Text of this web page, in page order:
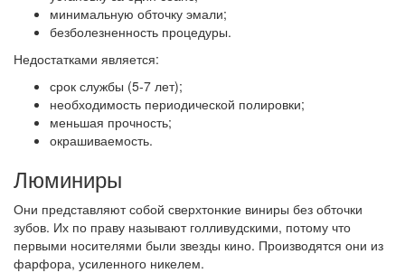
минимальную обточку эмали;
безболезненность процедуры.
Недостатками является:
срок службы (5-7 лет);
необходимость периодической полировки;
меньшая прочность;
окрашиваемость.
Люминиры
Они представляют собой сверхтонкие виниры без обточки
зубов. Их по праву называют голливудскими, потому что
первыми носителями были звезды кино. Производятся они из
фарфора, усиленного никелем.